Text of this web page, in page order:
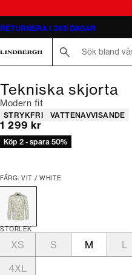
RETURNERA I 365 DAGAR
Tekniska skjorta
Modern fit
Produktattribut
STRYKFRI VATTENAVVISANDE
Nuvarande pris
1 299 kr
Köp 2 - spara 50%
FÄRG: VIT / WHITE
STORLEK
XS S M L
4XL